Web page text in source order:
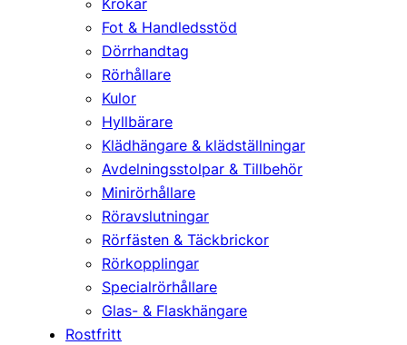
Fot & Handledsstöd
Dörrhandtag
Rörhållare
Kulor
Hyllbärare
Klädhängare & klädställningar
Avdelningsstolpar & Tillbehör
Minirörhållare
Röravslutningar
Rörfästen & Täckbrickor
Rörkopplingar
Specialrörhållare
Glas- & Flaskhängare
Rostfritt